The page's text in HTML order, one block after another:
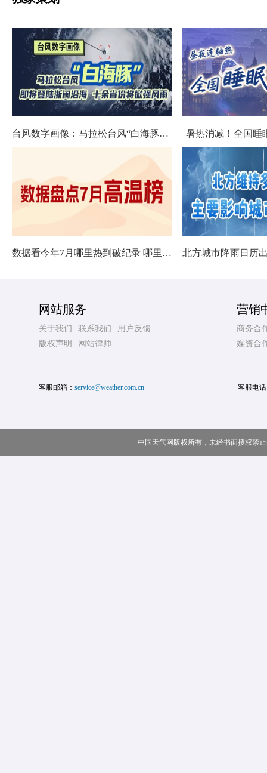
台风数字画像：马拉松台风“白海豚”将影响十余省份 暑热消减！全国睡
数据看今年7月哪里热到破纪录 哪里暑热连轴转
网站服务
关于我们 联系我们
用户反馈
版权声明
网站律师
营销
商务合
媒资合
客服邮箱： service@weather.com.cn 客服电
中国天气网版权所有，未经书面授权